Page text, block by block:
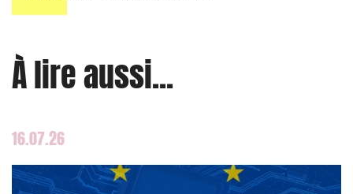
À lire aussi...
16.07.26